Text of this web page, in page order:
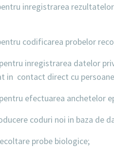
inregistrarea
codificarea probelor
pentru inregistrarea datelor
in contact direct cu
pentru efectuarea anchetelor
coduri noi in baza de
probe biologice;